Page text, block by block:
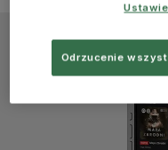
Odrzucenie